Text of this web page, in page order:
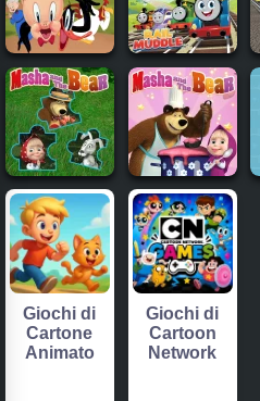
Giochi di
Cartone
Animato
Giochi di
Cartoon
Network